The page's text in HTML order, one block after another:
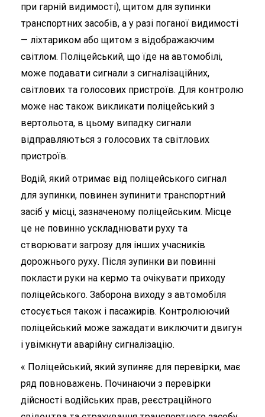
при гарній видимості), щитом для зупинки
транспортних засобів, а у разі поганої видимості
— ліхтариком або щитом з відображаючим
світлом. Поліцейський, що їде на автомобілі,
може подавати сигнали з сигналізаційних,
світлових та голосових пристроїв. Для контролю
може нас також викликати поліцейський з
вертольота, в цьому випадку сигнали
відправляються з голосових та світлових
пристроїв.
Водій, який отримає від поліцейського сигнал
для зупинки, повинен зупинити транспортний
засіб у місці, зазначеному поліцейським. Місце
це не повинно ускладнювати руху та
створювати загрозу для інших учасників
дорожнього руху. Після зупинки ви повинні
покласти руки на кермо та очікувати приходу
поліцейського. Заборона виходу з автомобіля
стосується також і пасажирів. Контролюючий
поліцейський може зажадати виключити двигун
і увімкнути аварійну сигналізацію.
« Поліцейський, який зупиняє для перевірки, має
ряд повноважень. Починаючи з перевірки
дійсності водійських прав, реєстраційного